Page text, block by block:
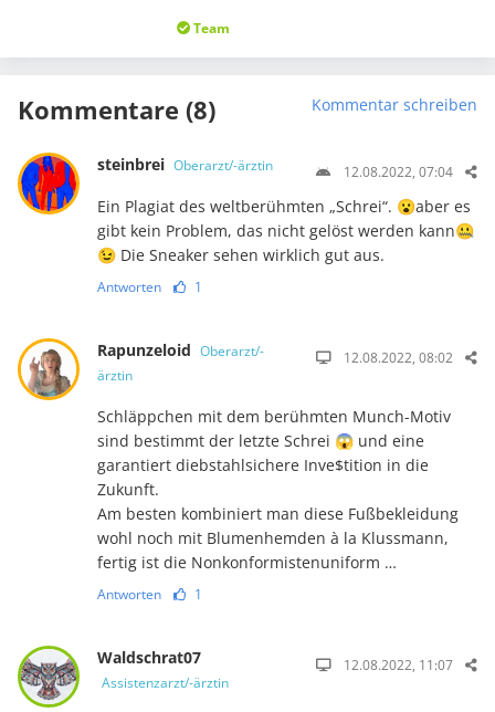
Team
Kommentare (8) Kommentar schreiben
steinbrei Oberarzt/-ärztin 12.08.2022, 07:04
Ein Plagiat des weltberühmten „Schrei“. 😮aber es
gibt kein Problem, das nicht gelöst werden kann🤐
😉 Die Sneaker sehen wirklich gut aus.
Antworten 1
Rapunzeloid Oberarzt/-
ärztin
12.08.2022, 08:02
Schläppchen mit dem berühmten Munch-Motiv
sind bestimmt der letzte Schrei 😱 und eine
garantiert diebstahlsichere Inve$tition in die
Zukunft.
Am besten kombiniert man diese Fußbekleidung
wohl noch mit Blumenhemden à la Klussmann,
fertig ist die Nonkonformistenuniform …
Antworten 1
Waldschrat07
Assistenzarzt/-ärztin
12.08.2022, 11:07